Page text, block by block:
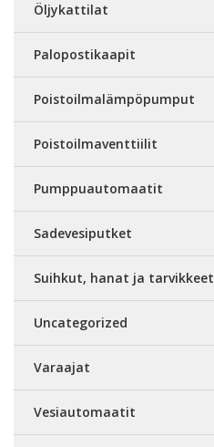
Öljykattilat
Palopostikaapit
Poistoilmalämpöpumput
Poistoilmaventtiilit
Pumppuautomaatit
Sadevesiputket
Suihkut, hanat ja tarvikkeet
Uncategorized
Varaajat
Vesiautomaatit